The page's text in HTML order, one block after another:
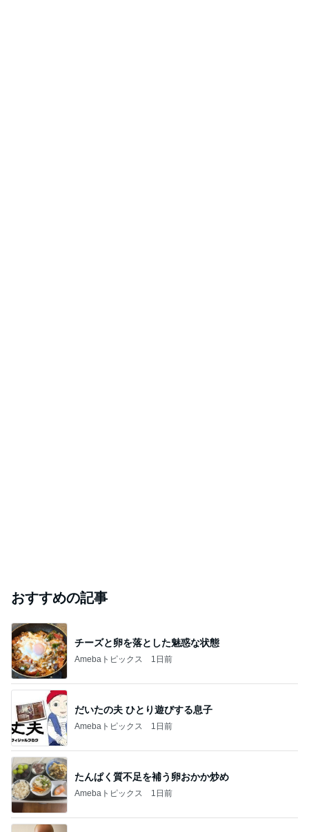
おすすめの記事
チーズと卵を落とした魅惑な状態
Amebaトピックス 1日前
だいたの夫 ひとり遊びする息子
Amebaトピックス 1日前
たんぱく質不足を補う卵おかか炒め
Amebaトピックス 1日前